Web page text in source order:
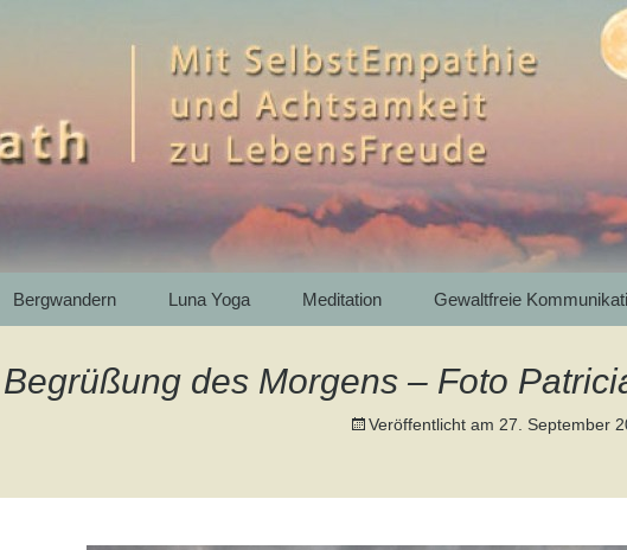
–
Partenkirchen
Bergwandern Luna Yoga Meditation Gewaltfreie
des Morgens – Foto
Veröffentlicht am 27. September